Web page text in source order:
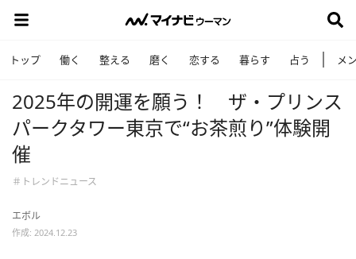
トップ 働く 整える 磨く 恋する 暮らす 占う メ
2025年の開運を願う！ ザ・プリンス
パークタワー東京で“お茶煎り”体験開
催
＃トレンドニュース
エボル
作成: 2024.12.23